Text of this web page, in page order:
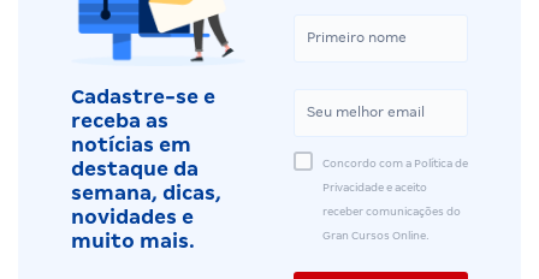
Cadastre-se e
receba as
notícias em
destaque da
semana, dicas,
novidades e
muito mais.
Concordo com a Política de
Privacidade e aceito
receber comunicações do
Gran Cursos Online.